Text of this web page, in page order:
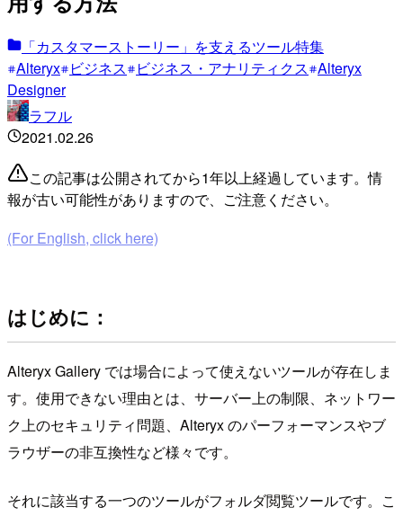
「カスタマーストーリー」を支えるツール特集
Alteryx ビジネス ビジネス・アナリティクス Alteryx
Designer
ラフル
2021.02.26
この記事は公開されてから1年以上経過しています。情
報が古い可能性がありますので、ご注意ください。
(For English, click here)
はじめに：
Alteryx Gallery では場合によって使えないツールが存在しま
す。使用できない理由とは、サーバー上の制限、ネットワー
ク上のセキュリティ問題、Alteryx のパーフォーマンスやブ
ラウザーの非互換性など様々です。
それに該当する一つのツールがフォルダ閲覧ツールです。こ